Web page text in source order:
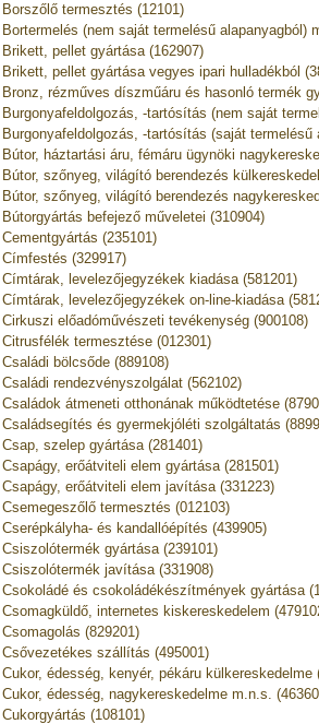
Borszőlő termesztés (12101)
Bortermelés (nem saját termelésű alapanyagból)
Brikett, pellet gyártása (162907)
Brikett, pellet gyártása vegyes ipari hulladékból
Bronz, rézműves díszműáru és hasonló termék
Burgonyafeldolgozás, -tartósítás (nem saját
Burgonyafeldolgozás, -tartósítás (saját termelésű
Bútor, háztartási áru, fémáru ügynöki
Bútor, szőnyeg, világító berendezés
Bútor, szőnyeg, világító berendezés
Bútorgyártás befejező műveletei (310904)
Cementgyártás (235101)
Címfestés (329917)
Címtárak, levelezőjegyzékek kiadása (581201)
Címtárak, levelezőjegyzékek on-line-kiadása
Cirkuszi előadóművészeti tevékenység (900108)
Citrusfélék termesztése (012301)
Családi bölcsőde (889108)
Családi rendezvényszolgálat (562102)
Családok átmeneti otthonának működtetése
Családsegítés és gyermekjóléti szolgáltatás
Csap, szelep gyártása (281401)
Csapágy, erőátviteli elem gyártása (281501)
Csapágy, erőátviteli elem javítása (331223)
Csemegeszőlő termesztés (012103)
Cserépkályha- és kandallóépítés (439905)
Csiszolótermék gyártása (239101)
Csiszolótermék javítása (331908)
Csokoládé és csokoládékészítmények gyártása
Csomagküldő, internetes kiskereskedelem
Csomagolás (829201)
Csővezetékes szállítás (495001)
Cukor, édesség, kenyér, pékáru külkereskedelme
Cukor, édesség, nagykereskedelme m.n.s.
Cukorgyártás (108101)